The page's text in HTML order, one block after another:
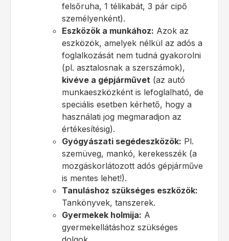
felsőruha, 1 télikabát, 3 pár cipő
személyenként).
Eszközök a munkához: Azok az
eszközök, amelyek nélkül az adós a
foglalkozását nem tudná gyakorolni
(pl. asztalosnak a szerszámok),
kivéve a gépjárművet (az autó
munkaeszközként is lefoglalható, de
speciális esetben kérhető, hogy a
használati jog megmaradjon az
értékesítésig).
Gyógyászati segédeszközök: Pl.
szemüveg, mankó, kerekesszék (a
mozgáskorlátozott adós gépjárműve
is mentes lehet!).
Tanuláshoz szükséges eszközök:
Tankönyvek, tanszerek.
Gyermekek holmija: A
gyermekellátáshoz szükséges